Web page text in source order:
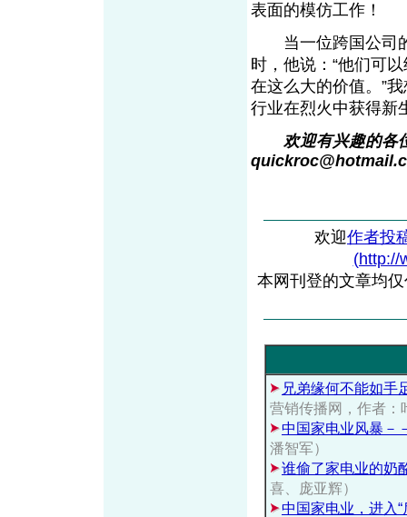
表面的模仿工作
当一位跨国公司的
时，他说：“他们可
在这么大的价值。”
行业在烈火中获得新
欢迎有兴趣的各
quickroc@hotmail
欢迎作者投
(http://
本网刊登的文章均
兄弟缘何不能如
营销传播网，作者：
中国家电业风暴－
潘智军）
谁偷了家电业的奶
喜、庞亚辉）
中国家电业，进入“